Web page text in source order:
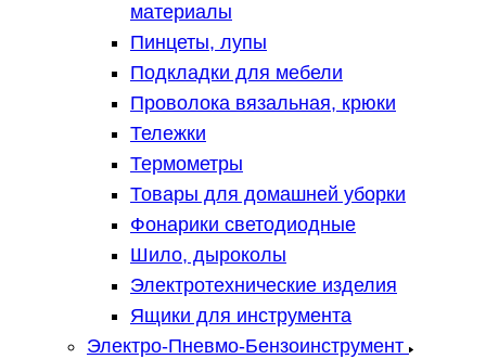
материалы
Пинцеты, лупы
Подкладки для мебели
Проволока вязальная, крюки
Тележки
Термометры
Товары для домашней уборки
Фонарики светодиодные
Шило, дыроколы
Электротехнические изделия
Ящики для инструмента
Электро-Пневмо-Бензоинструмент